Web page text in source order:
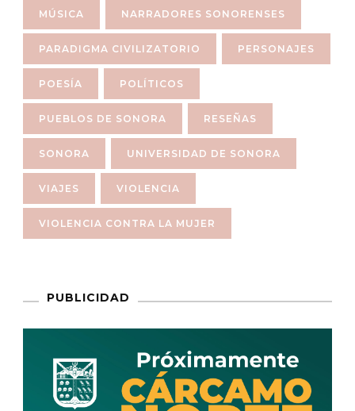
MÚSICA NARRADORES SONORENSES
PARADIGMA CIVILIZATORIO PERSONAJES
POESÍA POLÍTICOS
PUEBLOS DE SONORA RESEÑAS
SONORA UNIVERSIDAD DE SONORA
VIAJES VIOLENCIA
VIOLENCIA CONTRA LA MUJER
PUBLICIDAD